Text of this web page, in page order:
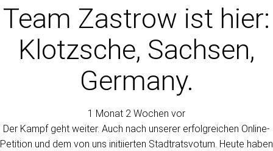
Team Zastrow ist hier:
Klotzsche, Sachsen,
Germany.
1 Monat 2 Wochen vor
Der Kampf geht weiter. Auch nach unserer erfolgreichen Online-
Petition und dem von uns initiierten Stadtratsvotum. Heute haben